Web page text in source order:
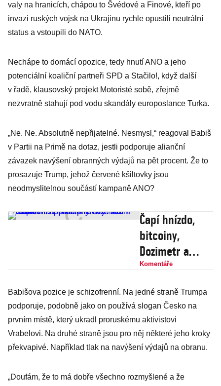
valy na hranicích, chápou to Švédové a Finové, kteří po
invazi ruských vojsk na Ukrajinu rychle opustili neutrální
status a vstoupili do NATO.
Nechápe to domácí opozice, tedy hnutí ANO a jeho
potenciální koaliční partneři SPD a Stačilo!, když další
v řadě, klausovský projekt Motoristé sobě, zřejmě
nezvratně stahují pod vodu skandály europoslance Turka.
„Ne. Ne. Absolutně nepřijatelné. Nesmysl,“ reagoval Babiš
v Partii na Primě na dotaz, jestli podporuje alianční
závazek navýšení obranných výdajů na pět procent. Že to
prosazuje Trump, jehož červené kšiltovky jsou
neodmyslitelnou součástí kampaně ANO?
Čapí hnízdo,
bitcoiny,
Dozimetr a
Okamurův
stran neovlivní.
V problémech
je teď Turek
Komentáře
Babišova pozice je schizofrenní. Na jedné straně Trumpa
podporuje, podobně jako on používá slogan Česko na
prvním místě, který ukradl proruskému aktivistovi
Vrabelovi. Na druhé straně jsou pro něj některé jeho kroky
překvapivé. Například tlak na navýšení výdajů na obranu.
„Doufám, že to má dobře všechno rozmyšlené a že